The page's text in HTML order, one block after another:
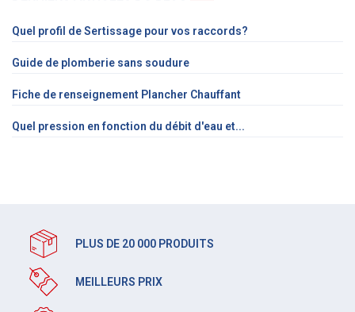
Quel profil de Sertissage pour vos raccords?
Guide de plomberie sans soudure
Fiche de renseignement Plancher Chauffant
Quel pression en fonction du débit d'eau et...
PLUS DE 20 000 PRODUITS
MEILLEURS PRIX